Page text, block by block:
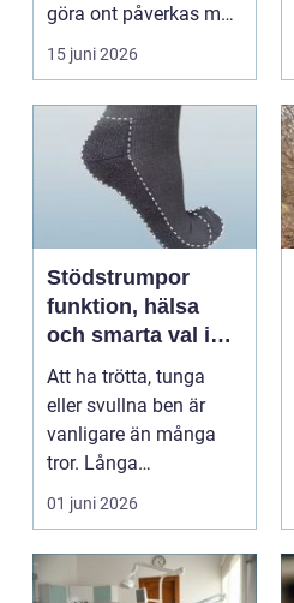
göra ont påverkas mer
15 juni 2026
Stödstrumpor
funktion, hälsa
och smarta val i
vardagen
Att ha trötta, tunga
eller svullna ben är
vanligare än många
tror. Långa
arbetsdagar på hårda
golv, ...
01 juni 2026